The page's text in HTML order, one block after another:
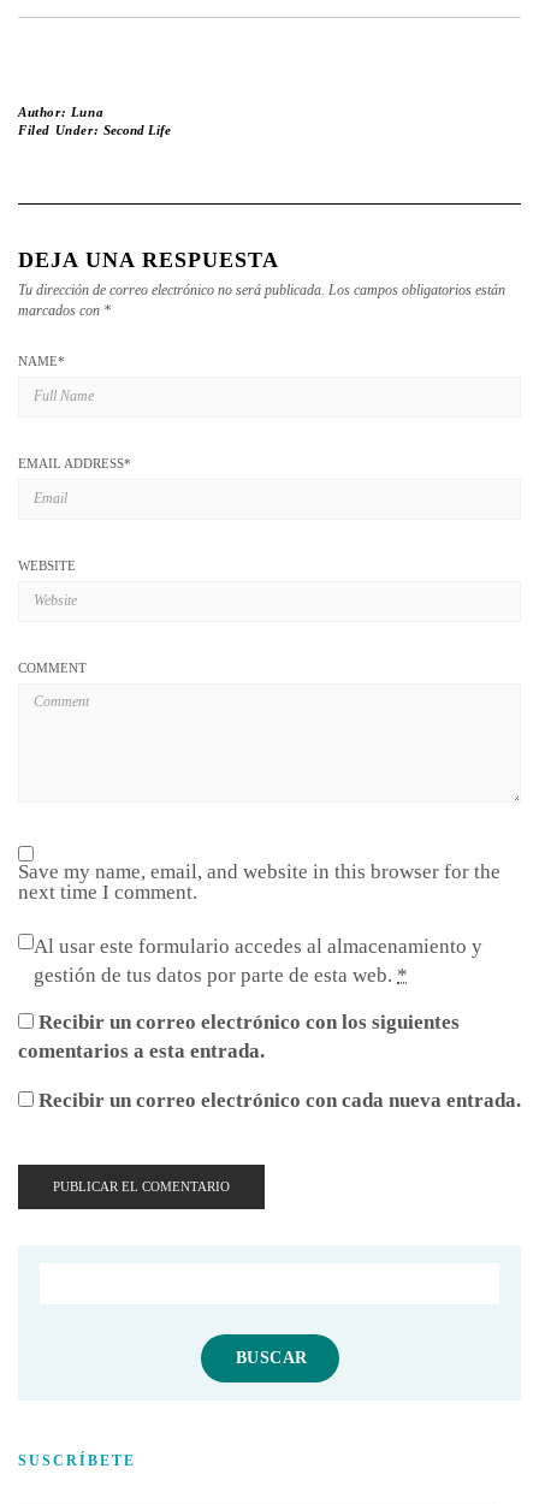
Author: Luna
Filed Under: Second Life
DEJA UNA RESPUESTA
Tu dirección de correo electrónico no será publicada. Los campos obligatorios están
marcados con *
NAME*
EMAIL ADDRESS*
WEBSITE
COMMENT
Save my name, email, and website in this browser for the
next time I comment.
Al usar este formulario accedes al almacenamiento y
gestión de tus datos por parte de esta web. *
Recibir un correo electrónico con los siguientes
comentarios a esta entrada.
Recibir un correo electrónico con cada nueva entrada.
SUSCRÍBETE